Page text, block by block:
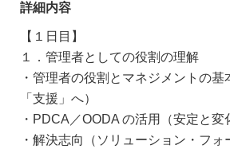
詳細内容
【１日目】
１．管理者としての役割の理解
・管理者の役割とマネジメントの基
「支援」へ）
・PDCA／OODA の活用（安定と変
・解決志向（ソリューション・フォ